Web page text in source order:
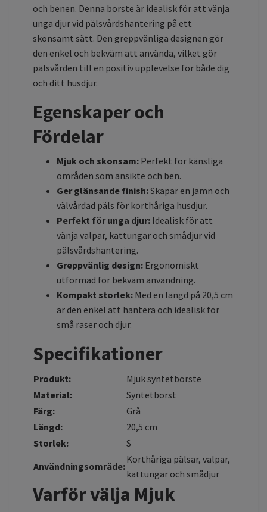
och benen. Denna borste är idealisk för att vänja
unga djur vid pälsvårdshantering på ett
skonsamt sätt. Den greppvänliga designen gör
den enkel och bekväm att använda, vilket gör
pälsvården till en positiv upplevelse för både dig
och ditt husdjur.
Egenskaper och
Fördelar
Mjuk och skonsam: Perfekt för känsliga
områden som ansikte och ben.
Ger glänsande finish:Skapar en jämn och
välvårdad päls för korthåriga husdjur.
Perfekt för unga djur: Idealisk för att
vänja valpar, kattungar och smådjur vid
pälsvårdshantering.
Greppvänlig design: Ergonomiskt
utformad för bekväm användning.
Kompakt storlek: Med en längd på 20,5 cm
är den enkel att hantera och idealisk för
små raser och djur.
Specifikationer
Produkt:
Mjuk syntetborste
Material:
Syntetborst
Färg:
Grå
Längd:
20,5 cm
Storlek:
S
Användningsområde:
Korthåriga pälsar, valpar,
kattungar och smådjur
Varför välja Mjuk